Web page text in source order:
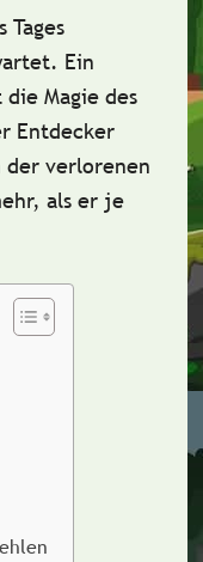
Tages
Ein
Magie des
Entdecker
der verlorenen
als er je